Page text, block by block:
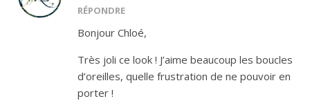
RÉPONDRE
Bonjour Chloé,
Très joli ce look ! J’aime beaucoup les boucles
d’oreilles, quelle frustration de ne pouvoir en
porter !